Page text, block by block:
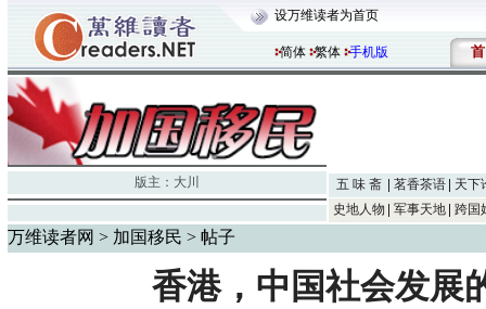
设万维读者为首页
简体 繁体 手机版 首
版主： 大川 五 味 斋 茗香茶语
天下
史地人物
军事天地 跨国
万维读者网 > 加国移民 > 帖子
香港，中国社会发展